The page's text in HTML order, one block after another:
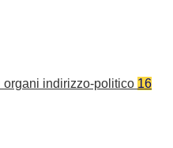
organi indirizzo-politico 16